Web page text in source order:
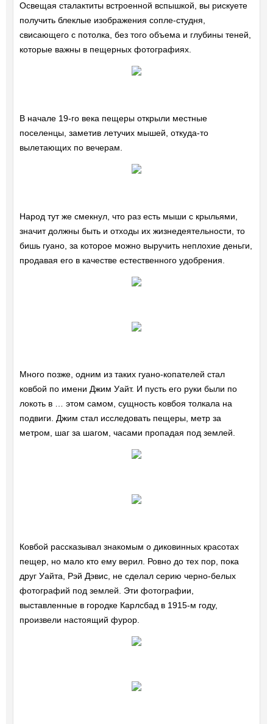
Освещая сталактиты встроенной вспышкой, вы рискуете
получить блеклые изображения сопле-студня,
свисающего с потолка, без того объема и глубины теней,
которые важны в пещерных фотографиях.
В начале 19-го века пещеры открыли местные
поселенцы, заметив летучих мышей, откуда-то
вылетающих по вечерам.
Народ тут же смекнул, что раз есть мыши с крыльями,
значит должны быть и отходы их жизнедеятельности, то
бишь гуано, за которое можно выручить неплохие деньги,
продавая его в качестве естественного удобрения.
Много позже, одним из таких гуано-копателей стал
ковбой по имени Джим Уайт. И пусть его руки были по
локоть в … этом самом, сущность ковбоя толкала на
подвиги. Джим стал исследовать пещеры, метр за
метром, шаг за шагом, часами пропадая под землей.
Ковбой рассказывал знакомым о диковинных красотах
пещер, но мало кто ему верил. Ровно до тех пор, пока
друг Уайта, Рэй Дэвис, не сделал серию черно-белых
фотографий под землей. Эти фотографии,
выставленные в городке Карлсбад в 1915-м году,
произвели настоящий фурор.